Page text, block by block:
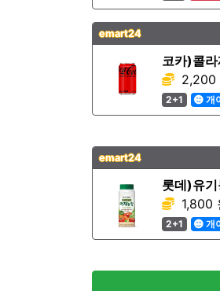
emart24
코카)콜
2,200
2+1
개
emart24
롯데)유
1,800
2+1
개